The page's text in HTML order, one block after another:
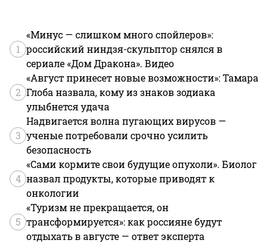
1
«Минус — слишком много спойлеров»:
российский ниндзя-скульптор снялся в
сериале «Дом Дракона». Видео
2
«Август принесет новые возможности»: Тамара
Глоба назвала, кому из знаков зодиака
улыбнется удача
3
Надвигается волна пугающих вирусов —
ученые потребовали срочно усилить
безопасность
4
«Сами кормите свои будущие опухоли». Биолог
назвал продукты, которые приводят к
онкологии
5
«Туризм не прекращается, он
трансформируется»: как россияне будут
отдыхать в августе — ответ эксперта